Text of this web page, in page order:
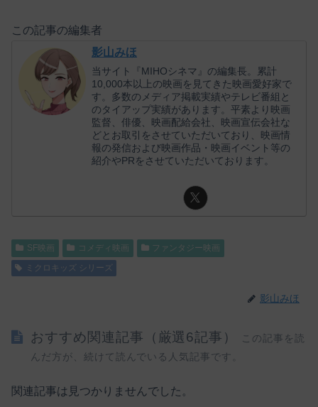
この記事の編集者
影山みほ
当サイト『MIHOシネマ』の編集長。累計
10,000本以上の映画を見てきた映画愛好家で
す。多数のメディア掲載実績やテレビ番組と
のタイアップ実績があります。平素より映画
監督、俳優、映画配給会社、映画宣伝会社な
どとお取引をさせていただいており、映画情
報の発信および映画作品・映画イベント等の
紹介やPRをさせていただいております。
SF映画 コメディ映画
ファンタジー映画
ミクロキッズ シリーズ
影山みほ
おすすめ関連記事（厳選6記事）
この記事を読
んだ方が、続けて読んでいる人気記事です。
関連記事は見つかりませんでした。